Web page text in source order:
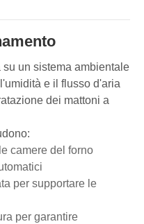
su un sistema ambientale
e il flusso d'aria
dei mattoni a
camere del forno
per supportare le
per garantire